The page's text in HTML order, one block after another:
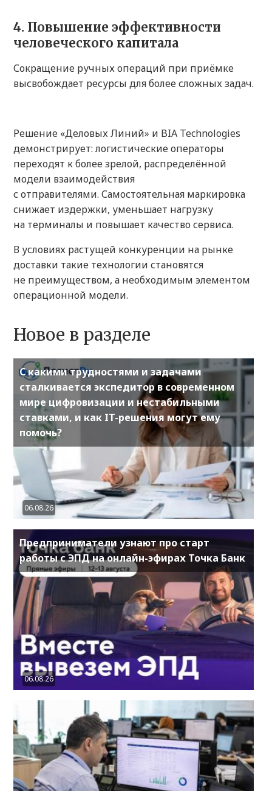
4. Повышение эффективности
человеческого капитала
Сокращение ручных операций при приёмке
высвобождает ресурсы для более сложных задач.
Решение «Деловых Линий» и BIA Technologies
демонстрирует: логистические операторы
переходят к более зрелой, распределённой
модели взаимодействия
с отправителями. Самостоятельная маркировка
снижает издержки, уменьшает нагрузку
на терминалы и повышает качество сервиса.
В условиях растущей конкуренции на рынке
доставки такие технологии становятся
не преимуществом, а необходимым элементом
операционной модели.
Новое в разделе
С какими трудностями и задачами
сталкивается экспедитор в современном
мире цифровизации и нестабильными
ставками, и как IT-решения могут ему
помочь?
06.08.26
Предприниматели узнают про старт
работы с ЭПД на онлайн-эфирах Точка Банк
06.08.26